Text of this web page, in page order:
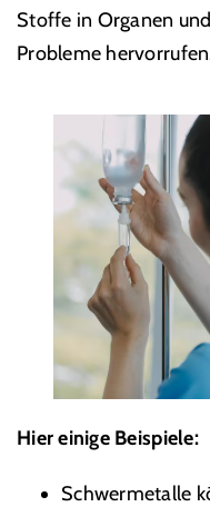
Stoffe in Organen
Probleme
Hier einige Beispiele:
Schwermetalle